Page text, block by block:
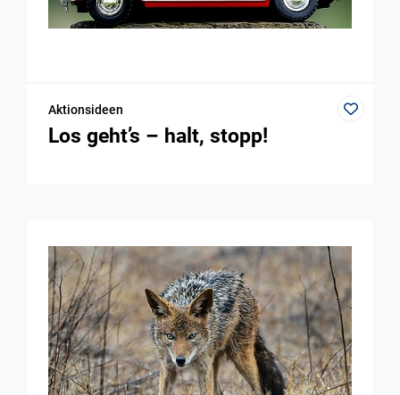
Aktionsideen
Los geht’s – halt, stopp!